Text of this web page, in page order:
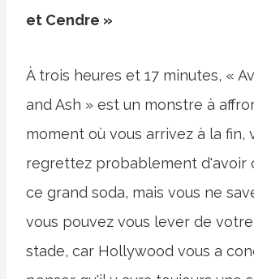
et Cendre »
À trois heures et 17 minutes, «
and Ash » est un monstre à
moment où vous arrivez à la fin,
regrettez probablement d'avoir
ce grand soda, mais vous ne
vous pouvez vous lever de
stade, car Hollywood vous a